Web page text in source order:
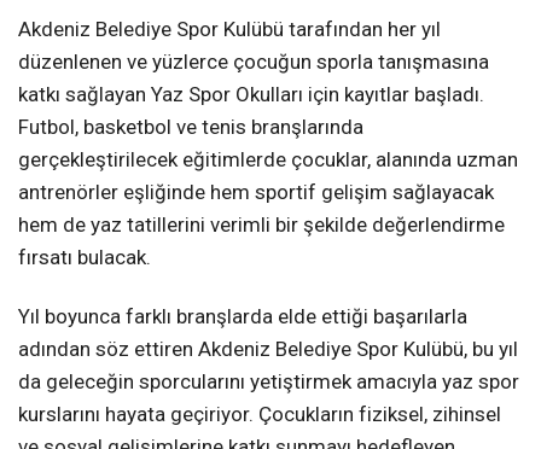
Akdeniz Belediye Spor Kulübü tarafından her yıl
düzenlenen ve yüzlerce çocuğun sporla tanışmasına
katkı sağlayan Yaz Spor Okulları için kayıtlar başladı.
Futbol, basketbol ve tenis branşlarında
gerçekleştirilecek eğitimlerde çocuklar, alanında uzman
antrenörler eşliğinde hem sportif gelişim sağlayacak
hem de yaz tatillerini verimli bir şekilde değerlendirme
fırsatı bulacak.
Yıl boyunca farklı branşlarda elde ettiği başarılarla
adından söz ettiren Akdeniz Belediye Spor Kulübü, bu yıl
da geleceğin sporcularını yetiştirmek amacıyla yaz spor
kurslarını hayata geçiriyor. Çocukların fiziksel, zihinsel